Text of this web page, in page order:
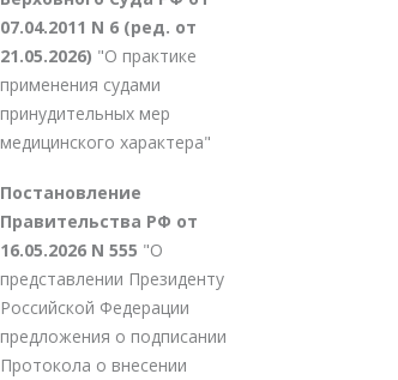
07.04.2011 N 6 (ред. от
21.05.2026) "О практике
применения судами
принудительных мер
медицинского характера"
Постановление
Правительства РФ от
16.05.2026 N 555 "О
представлении Президенту
Российской Федерации
предложения о подписании
Протокола о внесении